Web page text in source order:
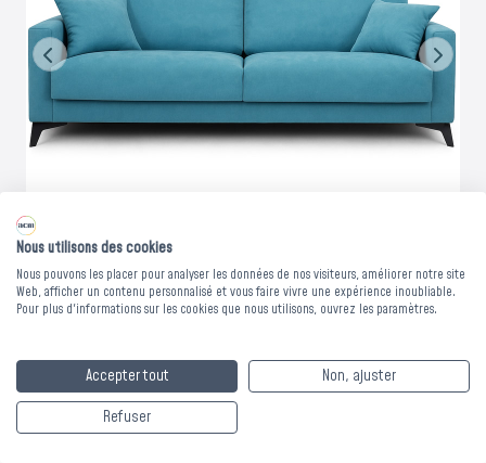
CANAPE NOVIA 3
PLACES - 185 x 90 x
Nous utilisons des cookies
Nous pouvons les placer pour analyser les données de nos visiteurs, améliorer notre site
Web, afficher un contenu personnalisé et vous faire vivre une expérience inoubliable.
Pour plus d'informations sur les cookies que nous utilisons, ouvrez les paramètres.
Accepter tout
Non, ajuster
Refuser